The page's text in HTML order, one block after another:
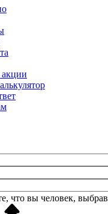
что вы человек, выбрав